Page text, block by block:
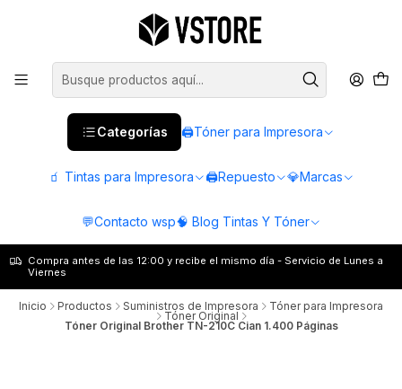
Categorías 🖨️Tóner para Impresora
🧃 Tintas para Impresora 🖨️Repuesto 💎Marcas
💬Contacto wsp🧠 Blog Tintas Y Tóner
Compra antes de las 12:00 y recibe el mismo día - Servicio de Lunes a
Viernes
Inicio Productos Suministros de Impresora Tóner para Impresora
Tóner Original
Tóner Original Brother TN-210C Cian 1.400 Páginas